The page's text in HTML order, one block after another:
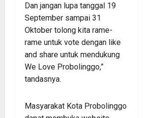
Dan jangan lupa tanggal 19
September sampai 31
Oktober tolong kita rame-
rame untuk vote dengan like
and share untuk mendukung
We Love Probolinggo,”
tandasnya.
Masyarakat Kota Probolinggo